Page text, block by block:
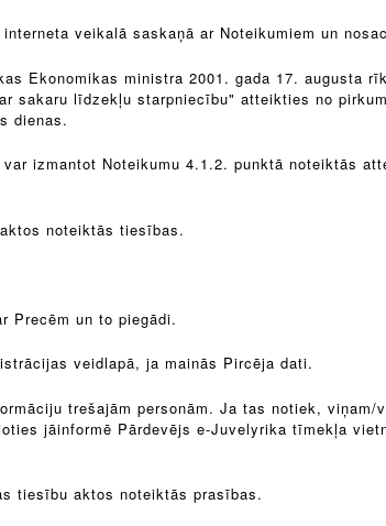
veikalā saskaņā ar Noteikumiem un
Ekonomikas ministra 2001. gada 17. augusta
sakaru līdzekļu starpniecību" atteikties no
dienas.
izmantot Noteikumu 4.1.2. punktā noteiktās
noteiktās tiesības.
Precēm un to piegādi.
veidlapā, ja mainās Pircēja dati.
trešajām personām. Ja tas notiek,
jāinformē Pārdevējs e-Juvelyrika tīmekļa
tiesību aktos noteiktās prasības.